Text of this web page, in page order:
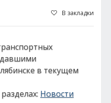
В закладки
в текущем
Новости